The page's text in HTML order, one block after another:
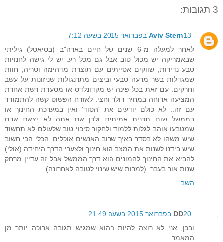
3 תגובות:
Aviv Stern13 בפברואר 2015 בשעה 7:12
לאחר למעלה מ-6 שנים של חיים בארה"ב (בסיאטל) גיליתי
שבאמריקה יש מכול טוב אבל גם מכל רע. יש לי גישה לחנויות
טבע נדירות, שווקים אסייתים עם תוצרת מדהימה וטריה, חוות
שמגדלות בשר מרעה טבעי וביצים מתרנגולות שניזונות על עשב
וחרקים. עם זאת בכל פינה יש מקדונלדס או מסעדת רשת אחרת
המציעה ארוחה במחיר דולר וחצי. לאזרח הפשוט קשה להתמודד
עם זה.. לא כולם יודעים את 'הסוד' ואין במערכת החינוך או
בממשל שום תכנית אמיתית ולכן אם אתה לא יצאת אדם
שמטבעו אוהב לגלות ללמוד ולחקור סיכוי טוב שלעולם לא תחשוד
שיש משהו לא בסדר באיך שרוב האנשים אוכלים. הכלי הכי חשוב
שיש בידנו לשנות את המצב הוא חינוך ולצערי הדרך היחידה (אולי)
להביא את החינוך להמונים הוא דרך הממשל אבל זה עדיין מרחק
שנות אור בעבר. (למרות שיש שינוי לטובה לאחרונה)
השב
DD20 בפברואר 2015 בשעה 21:49
ובכן, אני לא רוצה להיות ההוא שמגיש תגובה ארוכה יותר מן
המאמר..